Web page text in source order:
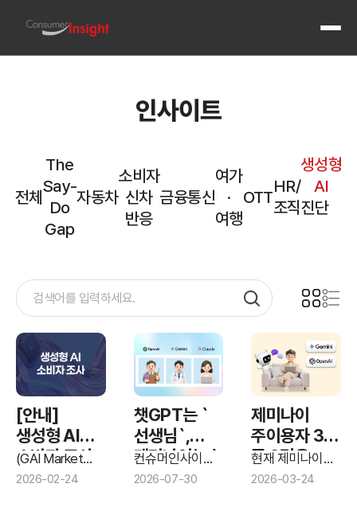
전체
인사이트
산업별 정기 기획조사와 도메인 전문성
컨슈머인사이트는 자동차, 통신, 금융, 여행·관광, OTT·콘텐츠 등 주요 산업에서 정기 기획조사
자동차
연례 자동차 기획조사 ASCS (2001~ · 표본 10만)
주례 신차 출시 반응 조사 AIMM (2022~)
여행·관광
주례 여행·관광 기획조사 (2015~)
국내·해외 여행 만족도 조사 (2017~)
OTT·콘텐츠
OTT 콘텐츠 기획조사 (주례, 2024~)
전체
The
Say-
Do
Gap
자동차
소비자
신차
반응
금융통신
여가
·
여행
OTT
HR/
조직진단
생성형
AI
[안내]
생성형 AI
소비자 조사
(GAI Market
Survey)
2026-02-24
챗GPT는 `
선생님`,
제미나이는 `
전문가`,
컨슈머인사이트
X 지디넷코리아
2026-07-30
제미나이
주이용자 3명
중 2명은
‘챗GPT에서
현재 제미나이를
주로 쓰는 사람
2026-03-24